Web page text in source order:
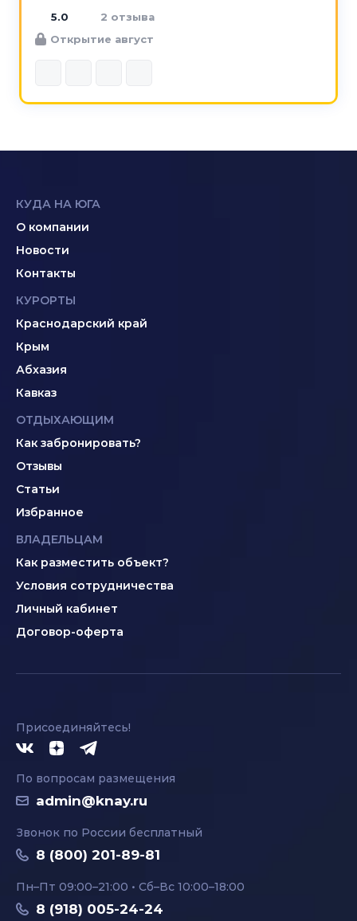
5.0
2 отзыва
Открытие август
КУДА НА ЮГА
О компании
Новости
Контакты
КУРОРТЫ
Краснодарский край
Крым
Абхазия
Кавказ
ОТДЫХАЮЩИМ
Как забронировать?
Отзывы
Статьи
Избранное
ВЛАДЕЛЬЦАМ
Как разместить объект?
Условия сотрудничества
Личный кабинет
Договор-оферта
Присоединяйтесь!
По вопросам размещения
admin@knay.ru
Звонок по России бесплатный
8 (800) 201-89-81
Пн–Пт 09:00–21:00 • Сб–Вс 10:00–18:00
8 (918) 005-24-24